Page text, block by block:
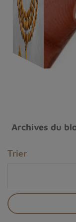
doux, propice à
ondes positives
À la croisée de l’
vibratoire
, la
précieuxpour
tout
Archives du
Trier